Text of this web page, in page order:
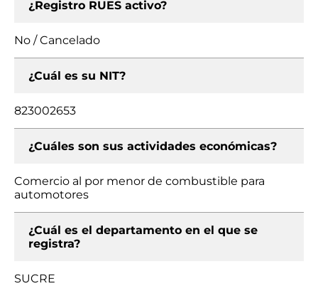
¿Registro RUES activo?
No / Cancelado
¿Cuál es su NIT?
823002653
¿Cuáles son sus actividades económicas?
Comercio al por menor de combustible para
automotores
¿Cuál es el departamento en el que se
registra?
SUCRE